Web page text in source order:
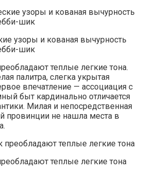
узоры и кованая вычурность
шик
теплые легкие тона.
палитра, слегка укрытая
впечатление — ассоциация с
быт кардинально отличается
Милая и непосредственная
провинции не нашла места в
теплые легкие тона